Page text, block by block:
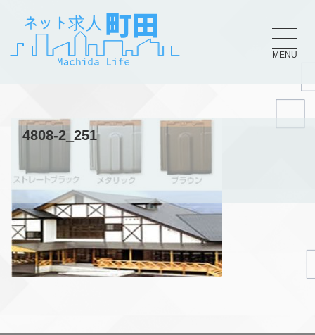
MENU
4808-2_251